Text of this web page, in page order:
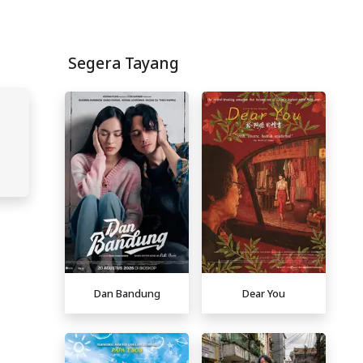
Segera Tayang
Dan Bandung Dear You